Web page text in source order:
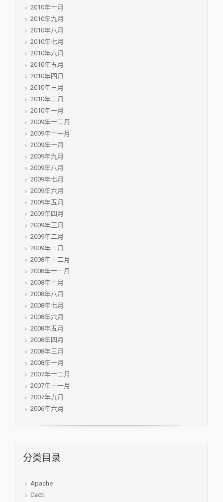
2010年十月
2010年九月
2010年八月
2010年七月
2010年六月
2010年五月
2010年四月
2010年三月
2010年二月
2010年一月
2009年十二月
2009年十一月
2009年十月
2009年九月
2009年八月
2009年七月
2009年六月
2009年五月
2009年四月
2009年三月
2009年二月
2009年一月
2008年十二月
2008年十一月
2008年十月
2008年八月
2008年七月
2008年六月
2008年五月
2008年四月
2008年三月
2008年一月
2007年十二月
2007年十一月
2007年九月
2006年六月
分类目录
Apache
Cacti